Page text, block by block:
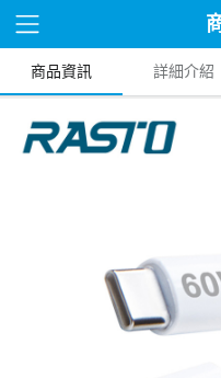
商品資訊 詳細介紹